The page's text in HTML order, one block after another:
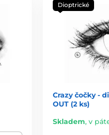
Dioptrické
Crazy čočky -
OUT (2 ks)
Skladem,v